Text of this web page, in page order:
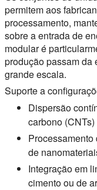
permitem aos
processamento,
sobre a entrada de
modular é
produção passam da
grande escala.
Suporte a
Dispersão
carbono
de
Integração em
cimento ou de